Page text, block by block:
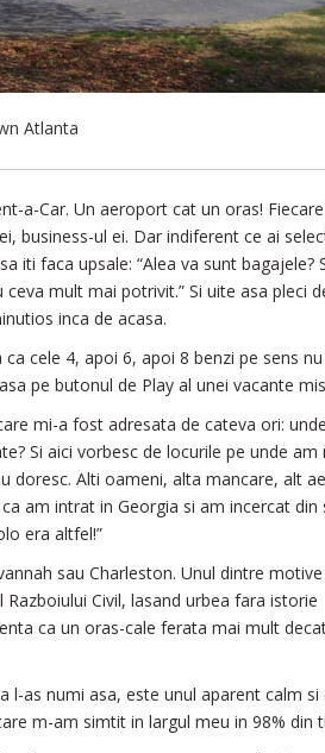
Atlanta
a-Car. Un aeroport cat un oras!
business-ul ei. Dar indiferent ce ai
iti faca upsale: “Alea va sunt bagajele?
mult mai potrivit.” Si uite asa pleci
inca de acasa.
cele 4, apoi 6, apoi 8 benzi pe sens
pe butonul de Play al unei vacante
mi-a fost adresata de cateva ori:
Si aici vorbesc de locurile pe unde am
doresc. Alti oameni, alta mancare, alt
am intrat in Georgia si am incercat din
era altfel!”
sau Charleston. Unul dintre
Civil, lasand urbea fara istorie
ca un oras-cale ferata mai mult
l-as numi asa, este unul aparent calm si
m-am simtit in largul meu in 98% din